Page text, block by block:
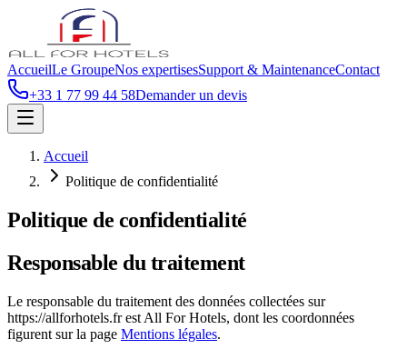
AccueilLe GroupeNos expertisesSupport & MaintenanceContact
+33 1 77 99 44 58Demander un devis
Accueil
Politique de confidentialité
Politique de confidentialité
Responsable du traitement
Le responsable du traitement des données collectées sur
https://allforhotels.frest All For Hotels, dont les coordonnées
figurent sur la page Mentions légales.